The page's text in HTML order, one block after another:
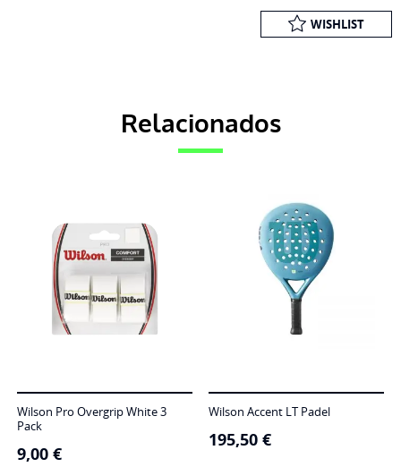
WISHLIST
Relacionados
Wilson Pro Overgrip White 3
Pack
9,00 €
Wilson Accent LT Padel
195,50 €